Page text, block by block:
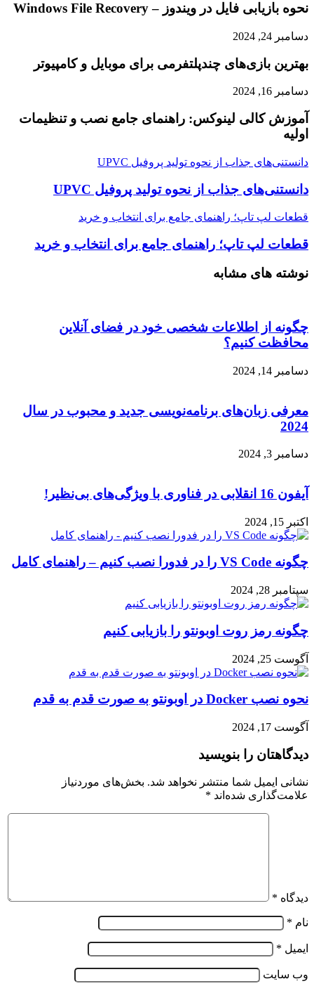
نحوه بازیابی فایل در ویندوز – Windows File Recovery
دسامبر 24, 2024
بهترین بازی‌های چندپلتفرمی برای موبایل و کامپیوتر
دسامبر 16, 2024
آموزش کالی لینوکس: راهنمای جامع نصب و تنظیمات
اولیه
دانستنی‌های جذاب از نحوه تولید پروفیل UPVC
دانستنی‌های جذاب از نحوه تولید پروفیل UPVC
قطعات لپ تاپ؛ راهنمای جامع برای انتخاب و خرید
قطعات لپ تاپ؛ راهنمای جامع برای انتخاب و خرید
نوشته های مشابه
چگونه از اطلاعات شخصی خود در فضای آنلاین
محافظت کنیم؟
دسامبر 14, 2024
معرفی زبان‌های برنامه‌نویسی جدید و محبوب در سال
2024
دسامبر 3, 2024
آیفون 16 انقلابی در فناوری با ویژگی‌های بی‌نظیر!
اکتبر 15, 2024
چگونه VS Code را در فدورا نصب کنیم – راهنمای کامل
سپتامبر 28, 2024
چگونه رمز روت اوبونتو را بازیابی کنیم
آگوست 25, 2024
نحوه نصب Docker در اوبونتو به صورت قدم به قدم
آگوست 17, 2024
دیدگاهتان را بنویسید
نشانی ایمیل شما منتشر نخواهد شد. بخش‌های موردنیاز
علامت‌گذاری شده‌اند *
دیدگاه *
نام *
ایمیل *
وب‌ سایت